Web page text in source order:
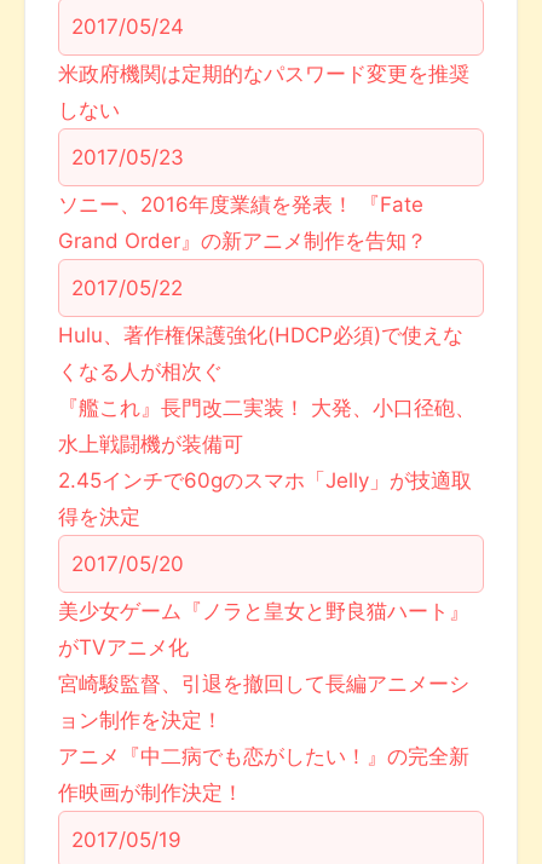
2017/05/24
米政府機関は定期的なパスワード変更を推奨
しない
2017/05/23
ソニー、2016年度業績を発表！ 『Fate
Grand Order』の新アニメ制作を告知？
2017/05/22
Hulu、著作権保護強化(HDCP必須)で使えな
くなる人が相次ぐ
『艦これ』長門改二実装！ 大発、小口径砲、
水上戦闘機が装備可
2.45インチで60gのスマホ「Jelly」が技適取
得を決定
2017/05/20
美少女ゲーム『ノラと皇女と野良猫ハート』
がTVアニメ化
宮崎駿監督、引退を撤回して長編アニメーシ
ョン制作を決定！
アニメ『中二病でも恋がしたい！』の完全新
作映画が制作決定！
2017/05/19